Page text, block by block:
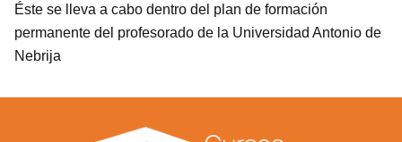
Éste se lleva a cabo dentro del plan de formación
permanente del profesorado de la Universidad Antonio de
Nebrija